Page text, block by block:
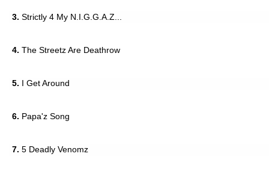
3. Strictly 4 My N.I.G.G.A.Z...
4. The Streetz Are Deathrow
5. I Get Around
6. Papa'z Song
7. 5 Deadly Venomz